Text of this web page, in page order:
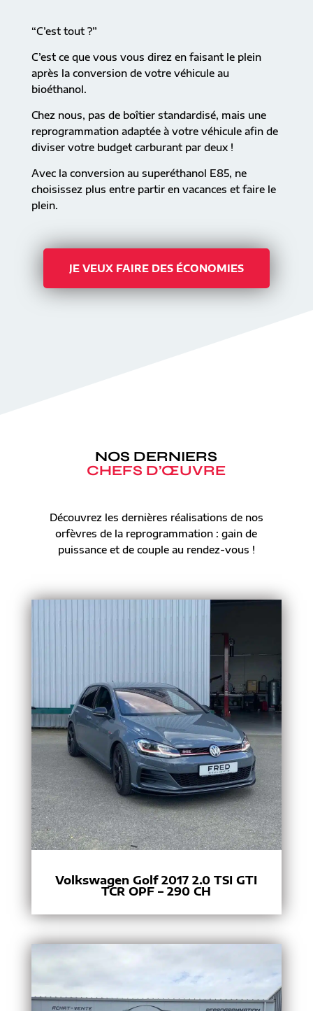
“C’est tout ?”
C’est ce que vous vous direz en faisant le plein
après la conversion de votre véhicule au
bioéthanol.
Chez nous, pas de boîtier standardisé, mais une
reprogrammation adaptée à votre véhicule afin de
diviser votre budget carburant par deux !
Avec la conversion au superéthanol E85, ne
choisissez plus entre partir en vacances et faire le
plein.
JE VEUX FAIRE DES ÉCONOMIES
NOS DERNIERS
CHEFS D’ŒUVRE
Découvrez les dernières réalisations de nos
orfèvres de la reprogrammation : gain de
puissance et de couple au rendez-vous !
Volkswagen Golf 2017 2.0 TSI GTI
TCR OPF – 290 CH